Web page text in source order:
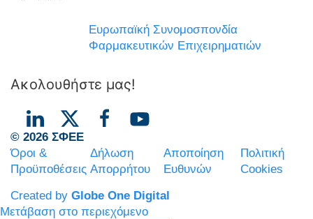
Ευρωπαϊκή Συνομοσπονδία
Φαρμακευτικών Επιχειρηματιών
Ακολουθήστε μας!
© 2026 ΣΦΕΕ
Όροι &
Προϋποθέσεις
Δήλωση
Απορρήτου
Αποποίηση
Ευθυνών
Πολιτική
Cookies
Created by Globe One Digital
Μετάβαση στο περιεχόμενο